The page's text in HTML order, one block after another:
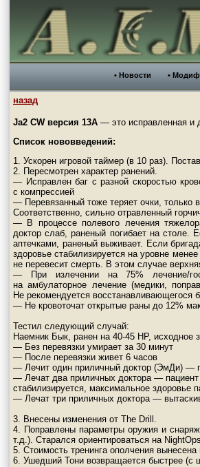
• Новости •
назад
Ja2 CW версия 13А — это исправленная и
Список нововведений:
1. Ускорен игровой таймер (в 10 раз).
2. Пересмотрен характер ранений.
— Исправлен баг с разной скоростью
с компрессией
— Перевязанный тоже теряет очки, только
Соответственно, сильно отравленный
— В процессе полевого лечения
доктор слаб, раненый погибает на
аптечками, раненый выживает. Если
здоровье стабилизируется на уровне
не перевесит смерть. В этом случае
— При излечении на 75% лечение/
на амбулаторное лечение (медики,
Не рекомендуется восстанавливающегося
— Не кровоточат открытые раны до 12%
Тестил следующий случай:
Наемник Бык, ранен на 40-45 НР, исходное
— Без перевязки умирает за 30 минут
— После перевязки живет 6 часов
— Лечит один приличный доктор (ЭмДи) —
— Лечат два приличных доктора —
стабилизируется, максимальное здоровье
— Лечат три приличных доктора —
3. Внесены изменения от The Drill.
4. Поправлены параметры оружия и
т.д.). Старался ориентироваться на
5. Стоимость тренинга ополчения
6. Ушедший Тони возвращается быстрее (с